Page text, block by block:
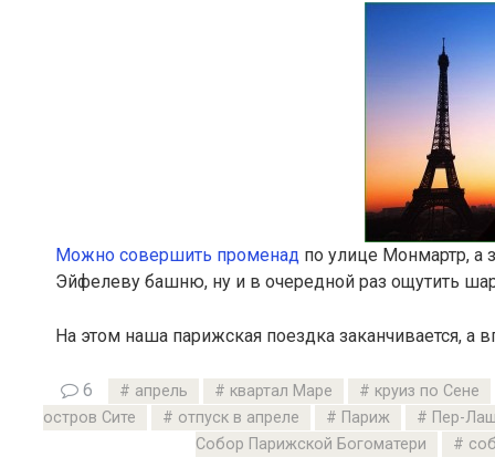
Можно совершить променад по улице Монмартр, а
Эйфелеву башню, ну и в очередной раз ощутить
На этом наша парижская поездка заканчивается,
6 апрель квартал Маре
круиз по Сене
остров Сите
отпуск в апреле Париж
Пер-
Собор Парижской Богоматери